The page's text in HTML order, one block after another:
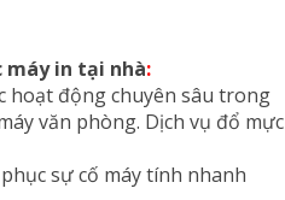
máy in tại nhà:
hoạt động chuyên sâu trong
văn phòng. Dịch vụ đổ mực
sự cố máy tính nhanh